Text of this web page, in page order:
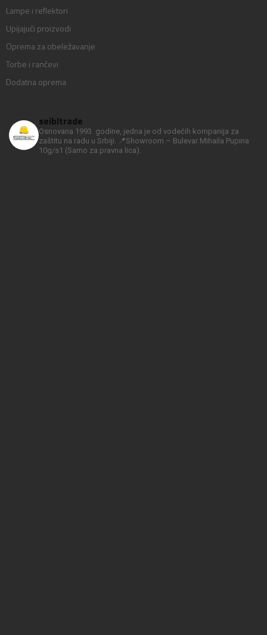
Lampe i reflektori
Upijajući proizvodi
Oprema za obeležavanje
Torbe i rančevi
Dodatna oprema
seibltrade
Osnovana 1993. godine, jedna je od vodećih kompanija za
zaštitu na radu u Srbiji.
📍Showroom – Bulevar Mihaila Pupina
10g/s1 (Samo za pravna lica).